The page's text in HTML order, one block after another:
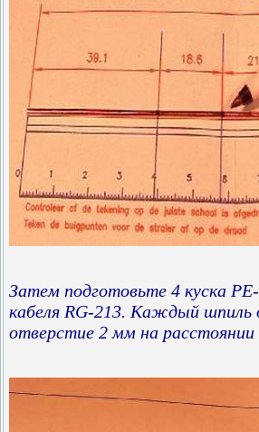
Затем подготовьте 4 куска
кабеля RG-213. Каждый шпиль
отверстие 2 мм на